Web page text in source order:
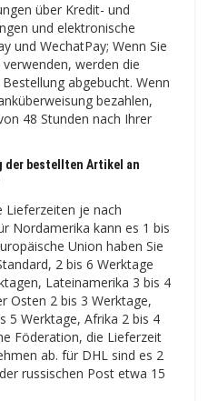
über Kredit- und
und elektronische
und WechatPay; Wenn Sie
werden die
abgebucht. Wenn
bezahlen,
48 Stunden nach Ihrer
der bestellten Artikel an
Lieferzeiten je nach
Nordamerika kann es 1 bis
Union haben Sie
2 bis 6 Werktage
Lateinamerika 3 bis 4
Osten 2 bis 3 Werktage,
5 Werktage, Afrika 2 bis 4
Föderation, die Lieferzeit
ab. für DHL sind es 2
russischen Post etwa 15